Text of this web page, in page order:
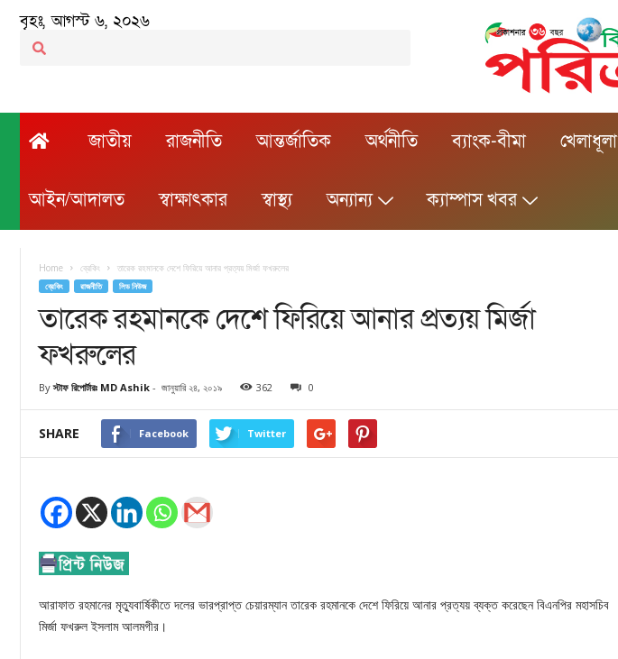
বৃহঃ, আগস্ট ৬, ২০২৬
জাতীয় রাজনীতি আন্তর্জাতিক অর্থনীতি ব্যাংক-বীমা খেলাধূলা
আইন/আদালত স্বাক্ষাৎকার স্বাস্থ্য অন্যান্য ক্যাম্পাস খবর
Home ব্রেকিং তারেক রহমানকে দেশে ফিরিয়ে আনার প্রত্যয় মির্জা ফখরুলের
ব্রেকিং রাজনীতি লিড নিউজ
তারেক রহমানকে দেশে ফিরিয়ে আনার প্রত্যয় মির্জা
ফখরুলের
By স্টাফ রিপোর্টারঃ MD Ashik - জানুয়ারি ২৪, ২০১৯ 362 0
SHARE Facebook Twitter
আরাফাত রহমানের মৃত্যুবার্ষিকীতে দলের ভারপ্রাপ্ত চেয়ারম্যান তারেক রহমানকে দেশে ফিরিয়ে আনার প্রত্যয় ব্যক্ত করেছেন বিএনপির মহাসচিব
মির্জা ফখরুল ইসলাম আলমগীর।